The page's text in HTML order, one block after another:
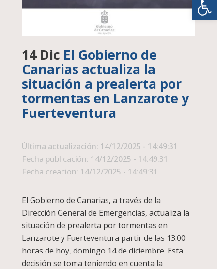
14 Dic El Gobierno de
Canarias actualiza la
situación a prealerta por
tormentas en Lanzarote y
Fuerteventura
Última actualización: 14/12/2025 - 14:49:31
Fecha publicación: 14/12/2025 - 14:49:31
Fecha creacion: 14/12/2025 - 14:49:31
El Gobierno de Canarias, a través de la
Dirección General de Emergencias, actualiza la
situación de prealerta por tormentas en
Lanzarote y Fuerteventura partir de las 13:00
horas de hoy, domingo 14 de diciembre. Esta
decisión se toma teniendo en cuenta la